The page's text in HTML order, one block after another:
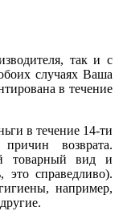
так и с
случаях Ваша
в течение
в течение 14-ти
возврата.
товарный вид и
это справедливо).
например,